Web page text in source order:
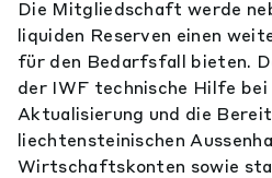
Die Mitgliedschaft werde
liquiden Reserven einen
für den Bedarfsfall bieten.
der IWF technische Hilfe
Aktualisierung und die
liechtensteinischen
Wirtschaftskonten sowie